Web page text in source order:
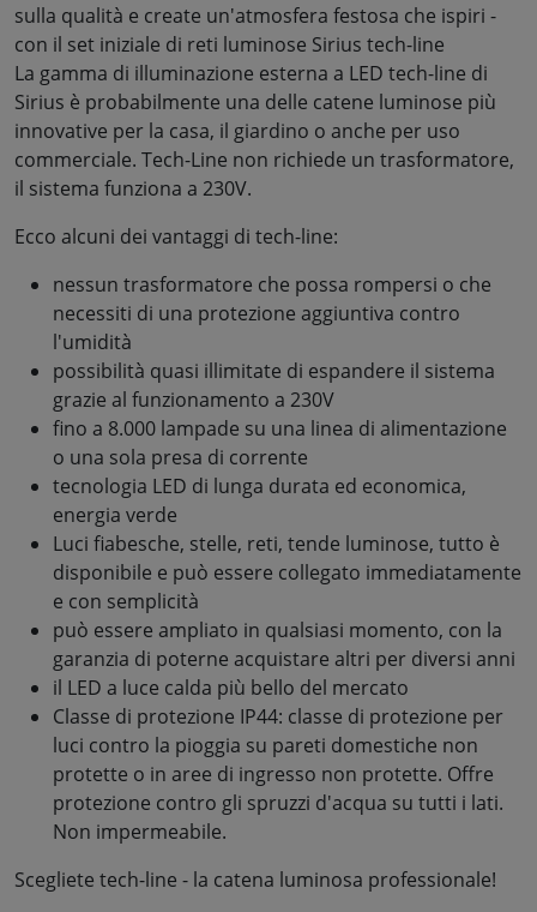
sulla qualità e create un'atmosfera festosa che ispiri -
con il set iniziale di reti luminose Sirius tech-line
La gamma di illuminazione esterna a LED tech-line di
Sirius è probabilmente una delle catene luminose più
innovative per la casa, il giardino o anche per uso
commerciale. Tech-Line non richiede un trasformatore,
il sistema funziona a 230V.
Ecco alcuni dei vantaggi di tech-line:
nessun trasformatore che possa rompersi o che
necessiti di una protezione aggiuntiva contro
l'umidità
possibilità quasi illimitate di espandere il sistema
grazie al funzionamento a 230V
fino a 8.000 lampade su una linea di alimentazione
o una sola presa di corrente
tecnologia LED di lunga durata ed economica,
energia verde
Luci fiabesche, stelle, reti, tende luminose, tutto è
disponibile e può essere collegato immediatamente
e con semplicità
può essere ampliato in qualsiasi momento, con la
garanzia di poterne acquistare altri per diversi anni
il LED a luce calda più bello del mercato
Classe di protezione IP44: classe di protezione per
luci contro la pioggia su pareti domestiche non
protette o in aree di ingresso non protette. Offre
protezione contro gli spruzzi d'acqua su tutti i lati.
Non impermeabile.
Scegliete tech-line - la catena luminosa professionale!